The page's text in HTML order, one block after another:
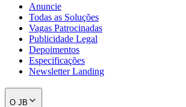
Anuncie
Todas as Soluções
Vagas Patrocinadas
Publicidade Legal
Depoimentos
Especificações
Newsletter Landing
O JB